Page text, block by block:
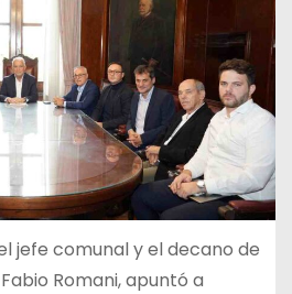
jefe comunal y el decano de
Romani, apuntó a